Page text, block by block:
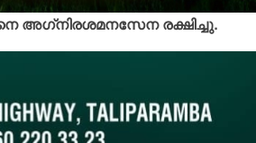
അഗ്‌നിരശമനസേന രക്ഷിച്ചു.